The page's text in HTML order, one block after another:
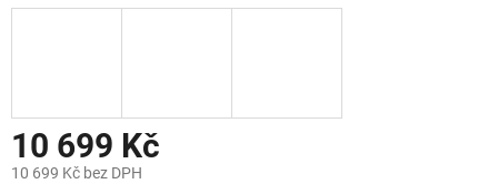
10 699 Kč
10 699 Kč bez DPH